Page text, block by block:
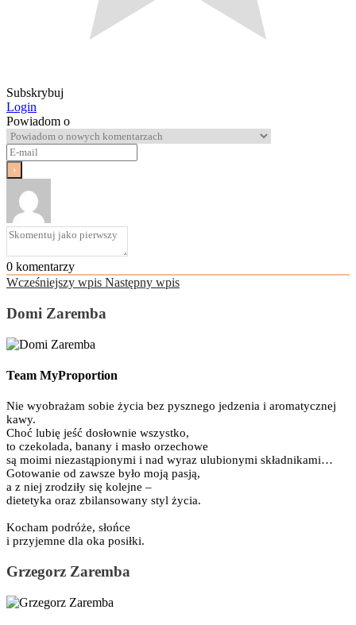
Subskrybuj
Login
Powiadom o
0 komentarzy
Wcześniejszy wpis Następny wpis
Domi Zaremba
Team MyProportion
Nie wyobrażam sobie życia bez pysznego jedzenia i aromatycznej
kawy.
Choć lubię jeść dosłownie wszystko,
to czekolada, banany i masło orzechowe
są moimi niezastąpionymi i nad wyraz ulubionymi składnikami…
Gotowanie od zawsze było moją pasją,
a z niej zrodziły się kolejne –
dietetyka oraz zbilansowany styl życia.
Kocham podróże, słońce
i przyjemne dla oka posiłki.
Grzegorz Zaremba